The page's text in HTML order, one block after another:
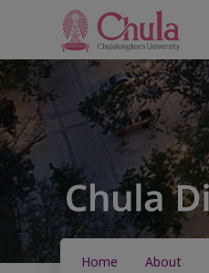
Home About